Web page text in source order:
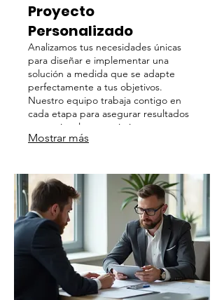
Proyecto
Personalizado
Analizamos tus necesidades únicas
para diseñar e implementar una
solución a medida que se adapte
perfectamente a tus objetivos.
Nuestro equipo trabaja contigo en
cada etapa para asegurar resultados
excepcionales y maximizar tu
potencial con un enfoque
Mostrar más